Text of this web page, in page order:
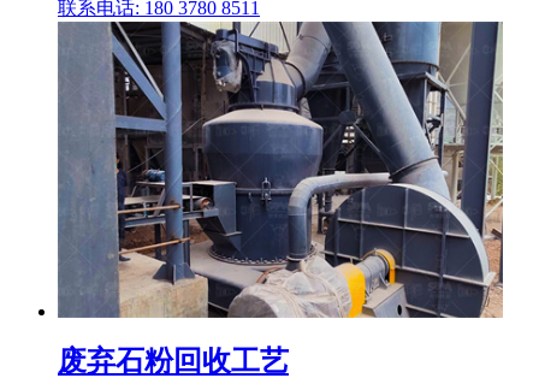
联系电话: 180 3780 8511
废弃石粉回收工艺